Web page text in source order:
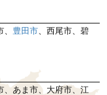
豊田市 、西尾市、碧
、あま市、大府市、江